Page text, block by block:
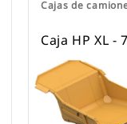
Cajas de
Caja HP XL -